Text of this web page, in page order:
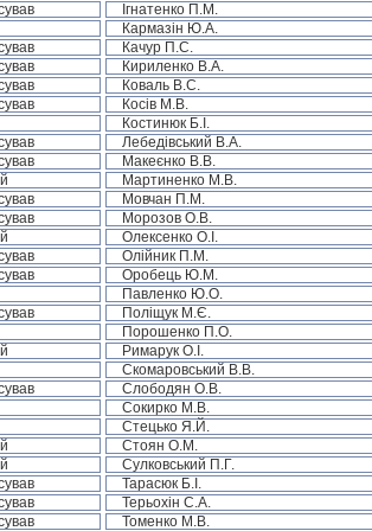
Ігнатенко П.М.
Кармазін Ю.А.
Качур П.С.
Кириленко В.А.
Коваль В.С.
Косів М.В.
Костинюк Б.І.
Лебедівський В.А.
Макеєнко В.В.
Мартиненко М.В.
Мовчан П.М.
Морозов О.В.
Олексенко О.І.
Олійник П.М.
Оробець Ю.М.
Павленко Ю.О.
Поліщук М.Є.
Порошенко П.О.
Римарук О.І.
Скомаровський В.В.
Слободян О.В.
Сокирко М.В.
Стецько Я.Й.
Стоян О.М.
Сулковський П.Г.
Тарасюк Б.І.
Терьохін С.А.
Томенко М.В.